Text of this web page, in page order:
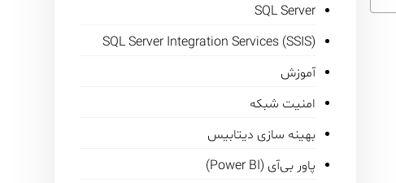
SQL Server
SQL Server Integration Services (SSIS)
آموزش
امنیت شبکه
بهینه سازی دیتابیس
پاور بی‌آی (Power BI)